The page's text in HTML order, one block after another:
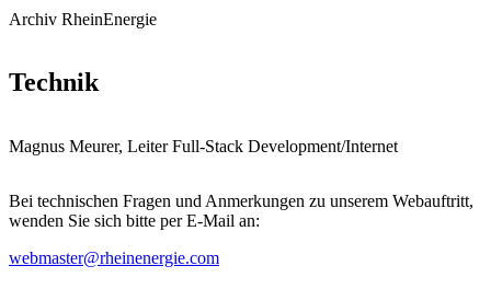
Archiv RheinEnergie
Technik
Magnus Meurer, Leiter Full-Stack Development/Internet
Bei technischen Fragen und Anmerkungen zu unserem Webauftritt,
wenden Sie sich bitte per E-Mail an:
webmaster@rheinenergie.com